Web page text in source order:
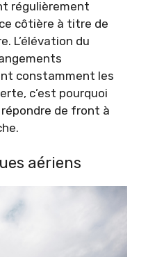
régulièrement
côtière à titre de
L’élévation du
constamment les
c’est pourquoi
répondre de front à
aériens